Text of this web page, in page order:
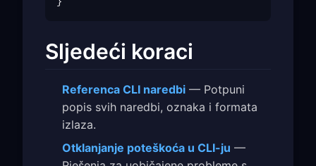
Sljedeći koraci
Referenca CLI naredbi — Potpuni
popis svih naredbi, oznaka i formata
izlaza.
Otklanjanje poteškoća u CLI-ju —